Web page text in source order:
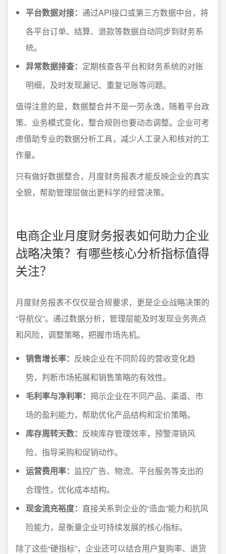
平台数据对接： 通过API接口或第三方数据中台，将
各平台订单、结算、退款等数据自动同步到财务系
统。
异常数据排查： 定期核查各平台和财务系统的对账
明细，及时发现漏记、重复记账等问题。
值得注意的是，数据整合并不是一劳永逸，随着平台政
策、业务模式变化，整合规则也要动态调整。企业可考
虑借助专业的数据分析工具，减少人工录入和核对的工
作量。
只有做好数据整合，月度财务报表才能反映企业的真实
全貌，帮助管理层做出更科学的经营决策。
电商企业月度财务报表如何助力企业
战略决策？有哪些核心分析指标值得
关注？
月度财务报表不仅仅是合规要求，更是企业战略决策的
“导航仪”。通过数据分析，管理层能及时发现业务亮点
和风险，调整策略，把握市场先机。
销售增长率： 反映企业在不同阶段的营收变化趋
势，判断市场拓展和销售策略的有效性。
毛利率与净利率： 揭示企业在不同产品、渠道、市
场的盈利能力，帮助优化产品结构和定价策略。
库存周转天数： 反映库存管理效率，预警滞销风
险，指导采购和促销动作。
运营费用率： 监控广告、物流、平台服务等支出的
合理性，优化成本结构。
现金流充裕度： 直接关系到企业的“造血”能力和抗风
险能力，是衡量企业可持续发展的核心指标。
除了这些“硬指标”，企业还可以结合用户复购率、退货